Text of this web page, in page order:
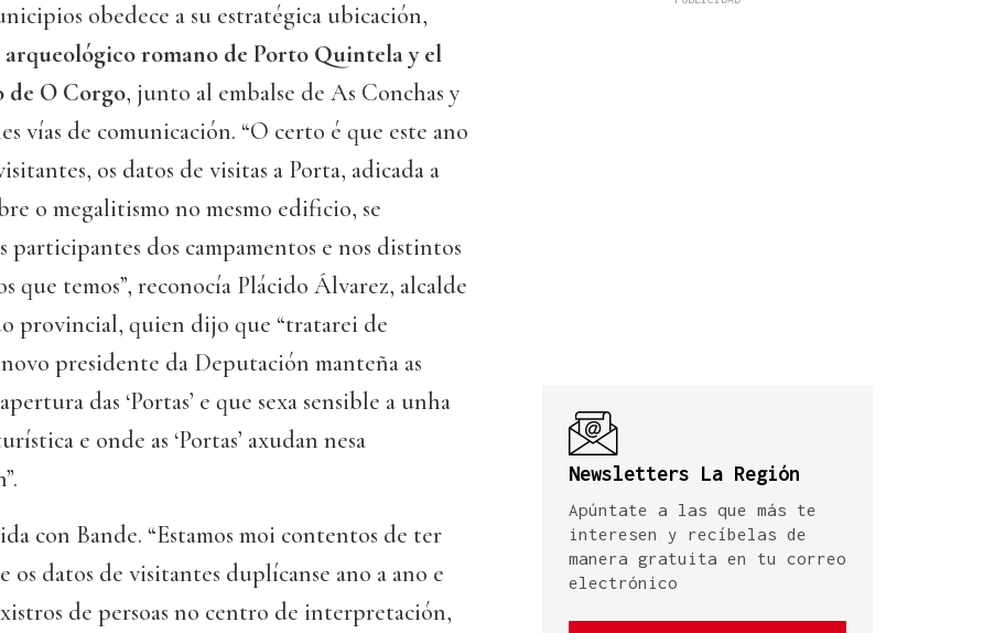
obedece a su estratégica ubicación,
romano de Porto Quintela y el
O Corgo, junto al embalse de As Conchas y
vías de comunicación. “O certo é que este ano
os datos de visitas a Porta, adicada a
o megalitismo no mesmo edificio, se
dos campamentos e nos distintos
que temos”, reconocía Plácido Álvarez, alcalde
provincial, quien dijo que “tratarei de
presidente da Deputación manteña as
das ‘Portas’ e que sexa sensible a unha
e onde as ‘Portas’ axudan nesa
con Bande. “Estamos moi contentos de ter
os datos de visitantes duplícanse ano a ano e
de persoas no centro de interpretación,
Newsletters La Región
Apúntate a las que más te
interesen y recíbelas de
manera gratuita en tu correo
electrónico